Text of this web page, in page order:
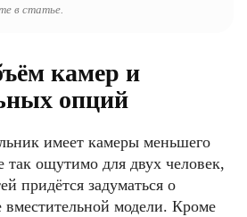
в статье.
камер и
опций
имеет камеры меньшего
так ощутимо для двух человек,
придётся задуматься о
вместительной модели. Кроме